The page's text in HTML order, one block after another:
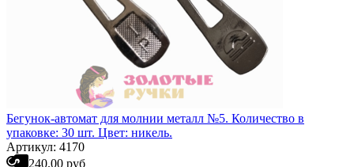
Бегунок-автомат для молнии металл №5. Количество в
упаковке: 30 шт. Цвет: никель.
Артикул: 4170
240.00 руб